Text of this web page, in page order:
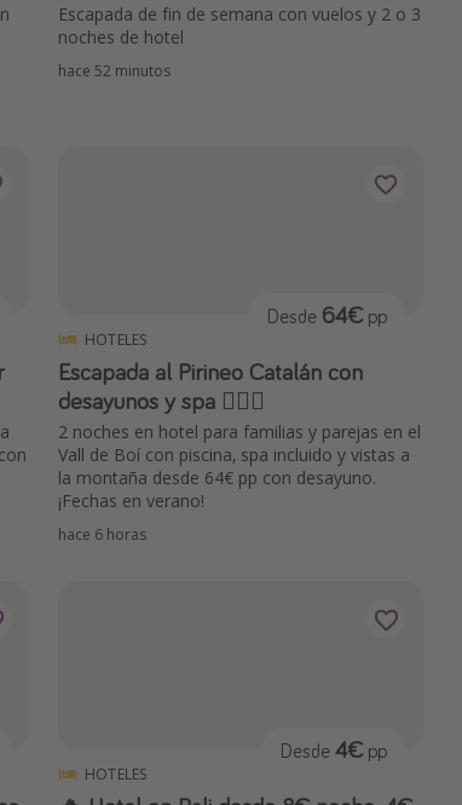
Escapada de fin de semana con vuelos y 2 o 3
noches de hotel
hace 52 minutos
HOTELES
Escapada al Pirineo Catalán con
desayunos y spa 🧖🏻‍♀️
2 noches en hotel para familias y parejas en el
Vall de Boí con piscina, spa incluido y vistas a
la montaña desde 64€ pp con desayuno.
¡Fechas en verano!
Desde 64€ pp
hace 6 horas
HOTELES
Desde 4€ pp